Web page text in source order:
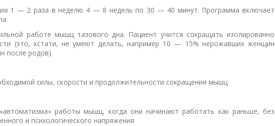
1 — 2 раза в неделю 4 — 8 недель по 30 — 40 минут. Программа включает
работе мышц тазового дна. Пациент учится сокращать изолированно
(это, кстати, не умеют делать, например 10 — 15% нерожавших женщин
после родов)
силы, скорости и продолжительности сокращения мышц
работы мышц, когда они начинают работать как раньше, без
и психологического напряжения